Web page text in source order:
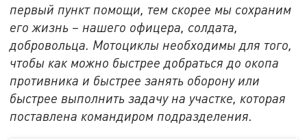
первый пункт помощи, тем скорее мы сохраним
его жизнь – нашего офицера, солдата,
добровольца. Мотоциклы необходимы для того,
чтобы как можно быстрее добраться до окопа
противника и быстрее занять оборону или
быстрее выполнить задачу на участке, которая
поставлена командиром подразделения.